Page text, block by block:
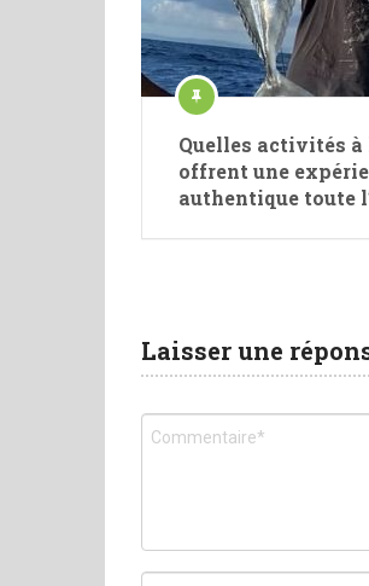
Quelles activités
offrent une
authentique toute
Laisser une